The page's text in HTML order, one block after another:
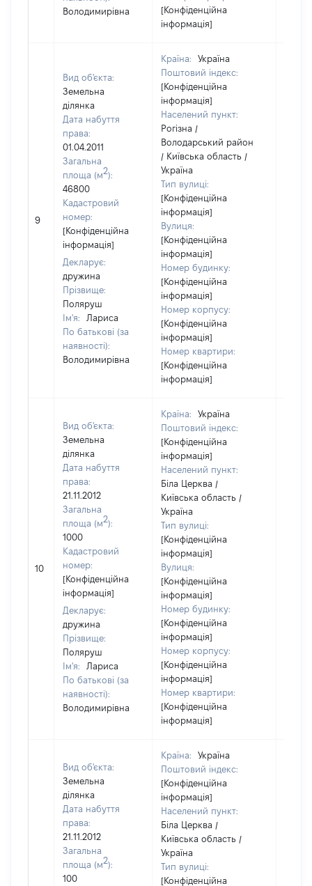
Володимирівна
[Конфіденційна
інформація]
9
Вид об'єкта:
Земельна
ділянка
Дата набуття
права:
01.04.2011
Загальна
площа (м2):
46800
Кадастровий
номер:
[Конфіденційна
інформація]
Декларує:
дружина
Прізвище:
Поляруш
Ім'я:
Лариса
По батькові (за
наявності):
Володимирівна
Країна:
Україна
Поштовий індекс:
[Конфіденційна
інформація]
Населений пункт:
Рогізна /
Володарський район
/ Київська область /
Україна
Тип вулиці:
[Конфіденційна
інформація]
Вулиця:
[Конфіденційна
інформація]
Номер будинку:
[Конфіденційна
інформація]
Номер корпусу:
[Конфіденційна
інформація]
Номер квартири:
[Конфіденційна
інформація]
10
Вид об'єкта:
Земельна
ділянка
Дата набуття
права:
21.11.2012
Загальна
площа (м2):
1000
Кадастровий
номер:
[Конфіденційна
інформація]
Декларує:
дружина
Прізвище:
Поляруш
Ім'я:
Лариса
По батькові (за
наявності):
Володимирівна
Країна:
Україна
Поштовий індекс:
[Конфіденційна
інформація]
Населений пункт:
Біла Церква /
Київська область /
Україна
Тип вулиці:
[Конфіденційна
інформація]
Вулиця:
[Конфіденційна
інформація]
Номер будинку:
[Конфіденційна
інформація]
Номер корпусу:
[Конфіденційна
інформація]
Номер квартири:
[Конфіденційна
інформація]
Вид об'єкта:
Земельна
ділянка
Дата набуття
права:
21.11.2012
Загальна
площа (м2):
100
Країна:
Україна
Поштовий індекс:
[Конфіденційна
інформація]
Населений пункт:
Біла Церква /
Київська область /
Україна
Тип вулиці:
[Конфіденційна